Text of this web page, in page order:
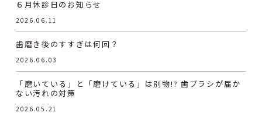
６月休診日のお知らせ
2026.06.11
歯磨き後のすすぎは何回？
2026.06.03
「磨いている」と「磨けている」は別物!? 歯ブラシが届か
ない汚れの対策
2026.05.21